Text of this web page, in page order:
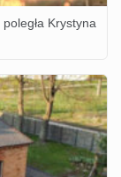
Krystyna